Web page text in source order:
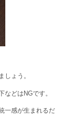
しょう。
などはNGです。
一感が生まれるだ